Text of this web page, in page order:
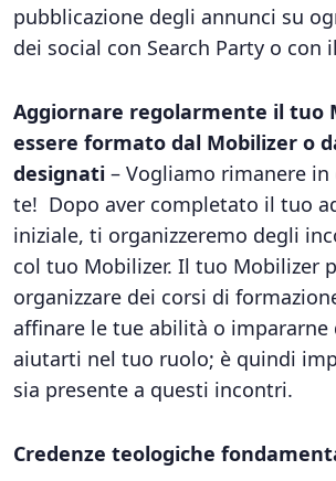
pubblicazione degli annunci su
dei social con Search Party o con
Aggiornare regolarmente il tuo
essere formato dal Mobilizer o
designati – Vogliamo rimanere
te! Dopo aver completato il tuo
iniziale, ti organizzeremo degli
col tuo Mobilizer. Il tuo Mobilizer
organizzare dei corsi di
affinare le tue abilità o impararne
aiutarti nel tuo ruolo; è quindi
sia presente a questi incontri.
Credenze teologiche